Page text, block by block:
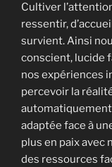
Cultiver
ressentir,
survient. Ainsi
conscient, lucide
nos expériences
percevoir la
adaptée face à
plus en paix avec
des ressources